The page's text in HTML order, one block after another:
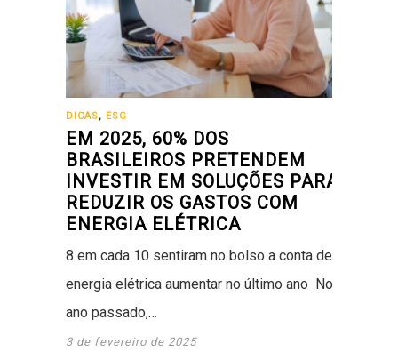
DICAS, ESG
EM 2025, 60% DOS
BRASILEIROS PRETENDEM
INVESTIR EM SOLUÇÕES PARA
REDUZIR OS GASTOS COM
ENERGIA ELÉTRICA
8 em cada 10 sentiram no bolso a conta de
energia elétrica aumentar no último ano No
ano passado,…
3 de fevereiro de 2025